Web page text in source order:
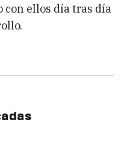
con ellos día tras día